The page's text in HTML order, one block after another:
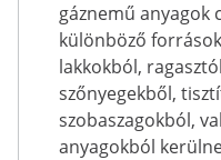
gáznemű anyagok
különböző
lakkokból,
szőnyegekből,
szobaszagokból,
anyagokból